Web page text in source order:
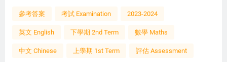
參考答案 考試 Examination 2023-2024
英文 English 下學期 2nd Term 數學 Maths
中文 Chinese 上學期 1st Term 評估 Assessment